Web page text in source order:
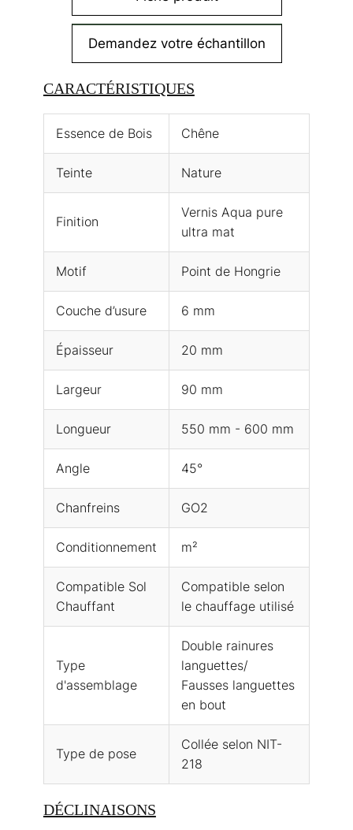
Demandez votre échantillon
CARACTÉRISTIQUES
Essence de Bois Chêne
Teinte Nature
Finition
Vernis Aqua pure
ultra mat
Motif Point de Hongrie
Couche d’usure 6 mm
Épaisseur 20 mm
Largeur 90 mm
Longueur 550 mm - 600 mm
Angle 45°
Chanfreins GO2
Conditionnement m²
Compatible Sol
Chauffant
Compatible selon
le chauffage utilisé
Type
d'assemblage
Double rainures
languettes/
Fausses languettes
en bout
Type de pose
Collée selon NIT-
218
DÉCLINAISONS